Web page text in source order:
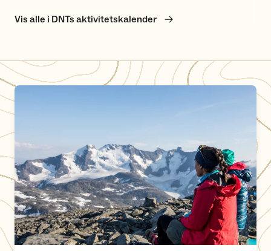
Vis alle i DNTs aktivitetskalender
Ta med eget drikkevann til Fannaråkhytta i sommer